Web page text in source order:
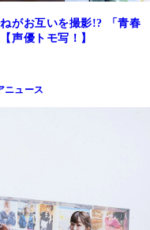
がお互いを撮影!? 「青春
声優トモ写！】
ニュース